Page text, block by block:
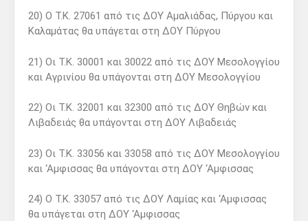
20) Ο Τ.Κ. 27061 από τις ΔΟΥ Αμαλιάδας, Πύργου και
Καλαμάτας θα υπάγεται στη ΔΟΥ Πύργου
21) Οι Τ.Κ. 30001 και 30022 από τις ΔΟΥ Μεσολογγίου
και Αγρινίου θα υπάγονται στη ΔΟΥ Μεσολογγίου
22) Οι Τ.Κ. 32001 και 32300 από τις ΔΟΥ Θηβών και
Λιβαδειάς θα υπάγονται στη ΔΟΥ Λιβαδειάς
23) Οι Τ.Κ. 33056 και 33058 από τις ΔΟΥ Μεσολογγίου
και ‘Αμφισσας θα υπάγονται στη ΔΟΥ ‘Αμφισσας
24) Ο Τ.Κ. 33057 από τις ΔΟΥ Λαμίας και ‘Αμφισσας
θα υπάγεται στη ΔΟΥ ‘Αμφισσας